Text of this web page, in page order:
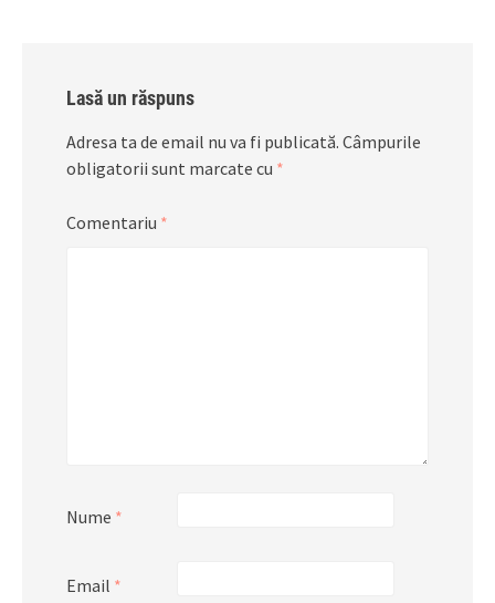
Lasă un răspuns
Adresa ta de email nu va fi publicată. Câmpurile
obligatorii sunt marcate cu *
Comentariu *
Nume *
Email *